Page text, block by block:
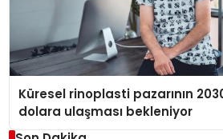
Küresel rinoplasti pazarının
dolara ulaşması bekleniyor